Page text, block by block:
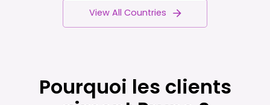
View All Countries
Pourquoi les clients